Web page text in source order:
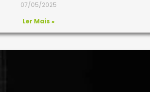
07/05/2025
Ler Mais »